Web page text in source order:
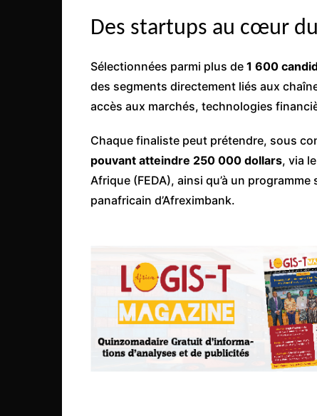
Ile Maurice
Kenya
Lesotho Fr
Liberia
Mali
Malawi Fr
Mozambique
Nigeria
Ouganda
Des startups au cœur
Sélectionnées parmi plus de 1 600
des segments directement liés aux
accès aux marchés, technologies
Chaque finaliste peut prétendre, sous
pouvant atteindre 250 000 dollars, via
Afrique (FEDA), ainsi qu’à un
panafricain d’Afreximbank.